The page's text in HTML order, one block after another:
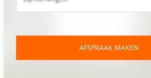
AFSPRAAK MAKEN